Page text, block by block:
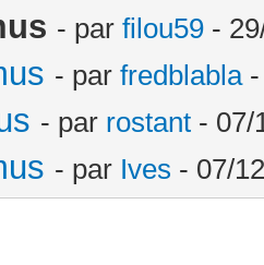
- par filou59 -
- par fredblabla-
- par rostant - 07/
- par Ives - 07/